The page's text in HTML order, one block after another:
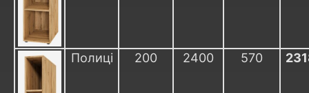
Полиці 200 2400 570